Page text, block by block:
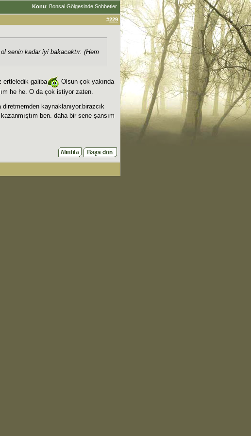
Konu: Bonsai Gölgesinde Sohbetler
#229
ol senin kadar iyi bakacaktır. (Hem
ertleledik galiba
Olsun çok yakında
he he. O da çok istiyor zaten.
kaynaklanıyor.birazcık
ben. daha bir sene şansım